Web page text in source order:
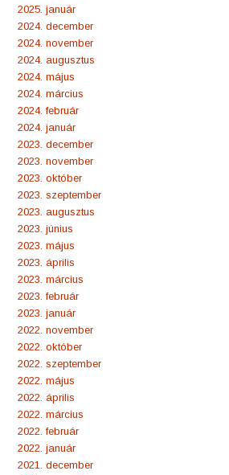
2025. január
2024. december
2024. november
2024. augusztus
2024. május
2024. március
2024. február
2024. január
2023. december
2023. november
2023. október
2023. szeptember
2023. augusztus
2023. június
2023. május
2023. április
2023. március
2023. február
2023. január
2022. november
2022. október
2022. szeptember
2022. május
2022. április
2022. március
2022. február
2022. január
2021. december